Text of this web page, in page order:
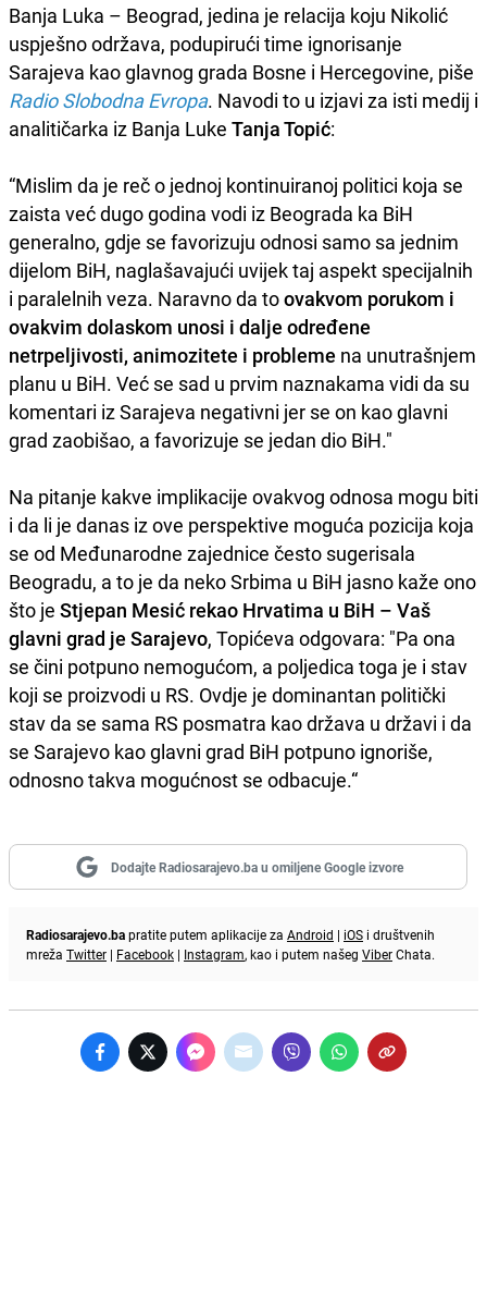
Banja Luka – Beograd, jedina je relacija koju Nikolić
uspješno održava, podupirući time ignorisanje
Sarajeva kao glavnog grada Bosne i Hercegovine, piše
Radio Slobodna Evropa. Navodi to u izjavi za isti medij i
analitičarka iz Banja Luke Tanja Topić:
“Mislim da je reč o jednoj kontinuiranoj politici koja se
zaista već dugo godina vodi iz Beograda ka BiH
generalno, gdje se favorizuju odnosi samo sa jednim
dijelom BiH, naglašavajući uvijek taj aspekt specijalnih
i paralelnih veza. Naravno da toovakvom porukom i
ovakvim dolaskom unosi i dalje određene
netrpeljivosti, animozitete i probleme na unutrašnjem
planu u BiH. Već se sad u prvim naznakama vidi da su
komentari iz Sarajeva negativni jer se on kao glavni
grad zaobišao, a favorizuje se jedan dio BiH."
Na pitanje kakve implikacije ovakvog odnosa mogu biti
i da li je danas iz ove perspektive moguća pozicija koja
se od Međunarodne zajednice često sugerisala
Beogradu, a to je da neko Srbima u BiH jasno kaže ono
što je Stjepan Mesić rekao Hrvatima u BiH – Vaš
glavni grad je Sarajevo, Topićeva odgovara: "Pa ona
se čini potpuno nemogućom, a poljedica toga je i stav
koji se proizvodi u RS. Ovdje je dominantan politički
stav da se sama RS posmatra kao država u državi i da
se Sarajevo kao glavni grad BiH potpuno ignoriše,
odnosno takva mogućnost se odbacuje.“
Dodajte Radiosarajevo.ba u omiljene Google izvore
Radiosarajevo.bapratite putem aplikacije za Android | iOS i društvenih
mreža Twitter | Facebook | Instagram, kao i putem našeg ViberChata.